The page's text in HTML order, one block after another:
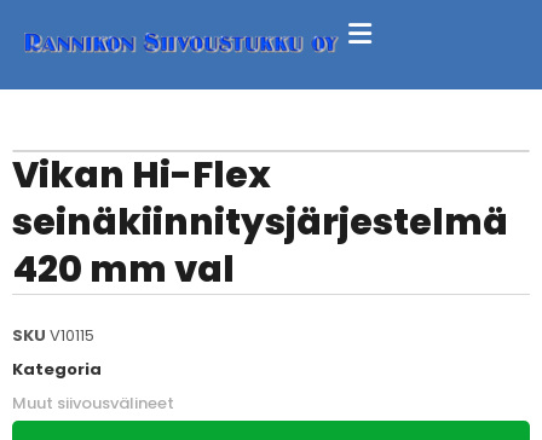
Vikan Hi-Flex
seinäkiinnitysjärjestelmä
420 mm val
SKU V10115
Kategoria
Muut siivousvälineet